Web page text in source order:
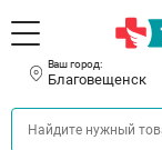
Ваш город:
Благовещенск